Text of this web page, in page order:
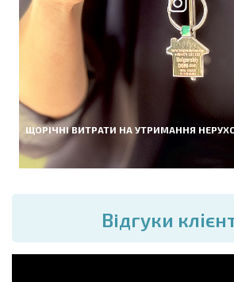
ЩОРІЧНІ ВИТРАТИ НА УТРИМАННЯ
Вiдгуки